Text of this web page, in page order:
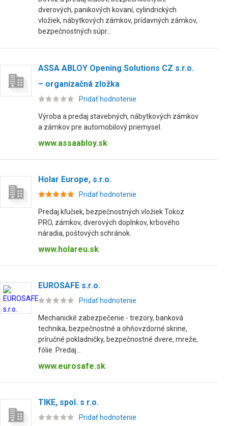
dverových, panikových kovaní, cylindrických
vložiek, nábytkových zámkov, prídavných zámkov,
bezpečnostných súpr...
ASSA ABLOY Opening Solutions CZ s.r.o.
– organizačná zložka
Pridať hodnotenie
Výroba a predaj stavebných, nábytkových zámkov
a zámkov pre automobilový priemysel.
www.assaabloy.sk
Holar Europe, s.r.o.
Pridať hodnotenie
Predaj kľučiek, bezpečnostných vložiek Tokoz
PRO, zámkov, dverových doplnkov, krbového
náradia, poštových schránok.
www.holareu.sk
EUROSAFE s.r.o.
Pridať hodnotenie
Mechanické zabezpečenie - trezory, banková
technika, bezpečnostné a ohňovzdorné skrine,
príručné pokladničky, bezpečnostné dvere, mreže,
fólie. Predaj...
www.eurosafe.sk
TIKE, spol. s r.o.
Pridať hodnotenie